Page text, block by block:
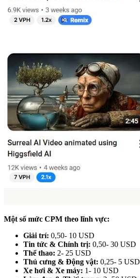
Một số mức CPM theo lĩnh vực:
Giải trí: 0,50- 10 USD
Tin tức & Chính trị: 0,50- 30 USD
Thể thao: 2- 25 USD
Thú cưng & Động vật: 0,25- 5 USD
Xe hơi & Xe máy: 1- 10 USD